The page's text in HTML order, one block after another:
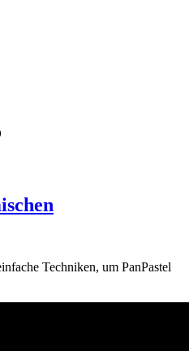
Techniken, um PanPastel